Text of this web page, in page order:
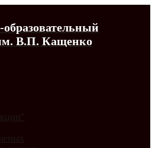
В.П. Кащенко